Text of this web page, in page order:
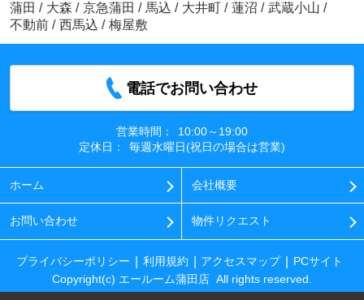
蒲田 / 大森 / 京急蒲田 / 馬込 / 大井町 / 蓮沼 / 武蔵小山 /
不動前 / 西馬込 / 梅屋敷
電話でお問い合わせ
営業時間：
10:00～19:00
定休日：
毎週水曜日(祝日の場合は営業)
ホーム 会社概要
お問い合わせ 物件リクエスト
プライバシーポリシー 利用規約 アクセスマップ
PCサイト
Copyright(c) エールーム蒲田店 All rights reserved.